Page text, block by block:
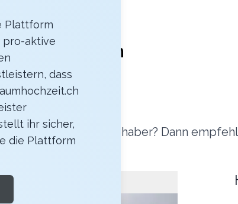
und Frischluftliebhaber? Dann
Plattform
pro-aktive
dass
ihr sicher,
die Plattform